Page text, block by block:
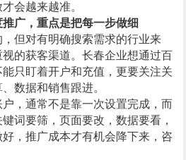
会越来越准。
广，重点是把每一步做细
但对有明确搜索需求的行业来
的获客渠道。长春企业想通过百
只盯着开户和充值，更要关注关
数据和销售跟进。
通常不是靠一次设置完成，而
词要筛，页面要改，数据要看，
，推广成本才有机会降下来，咨